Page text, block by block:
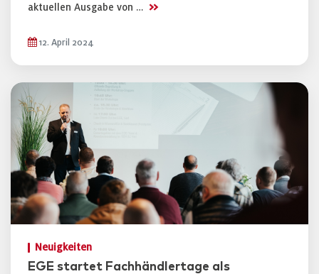
aktuellen Ausgabe von … >>
12. April 2024
Neuigkeiten
EGE startet Fachhändlertage als